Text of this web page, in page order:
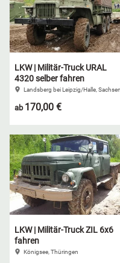
LKW | Militär-Truck URAL
4320 selber fahren
Landsberg bei Leipzig/Halle, Sachsen-Anhalt
ab 170,00 €
LKW | Militär-Truck ZIL 6x6
fahren
Königsee, Thüringen